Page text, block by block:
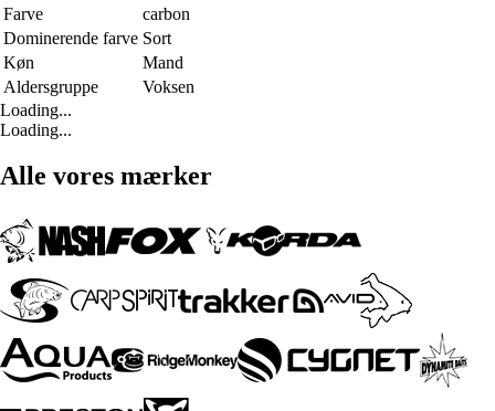
Farve
carbon
Dominerende farve Sort
Køn
Mand
Aldersgruppe
Voksen
Loading...
Loading...
Alle vores mærker